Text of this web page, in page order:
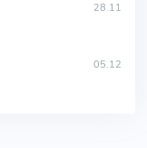
28.11
05.12